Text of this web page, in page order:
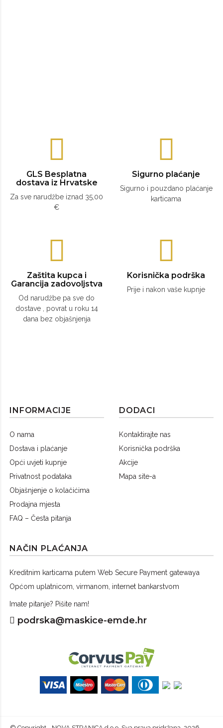
GLS Besplatna
dostava iz Hrvatske
Za sve narudžbe iznad 35,00
€
Sigurno plaćanje
Sigurno i pouzdano plaćanje
karticama
Zaštita kupca i
Garancija zadovoljstva
Od narudžbe pa sve do
dostave , povrat u roku 14
dana bez objašnjenja
Korisnička podrška
Prije i nakon vaše kupnje
INFORMACIJE
O nama
Dostava i plaćanje
Opći uvjeti kupnje
Privatnost podataka
Objašnjenje o kolačićima
Prodajna mjesta
FAQ – Česta pitanja
DODACI
Kontaktirajte nas
Korisnička podrška
Akcije
Mapa site-a
NAČIN PLAĆANJA
Kreditnim karticama putem Web Secure Payment gatewaya
Općom uplatnicom, virmanom, internet bankarstvom
Imate pitanje? Pišite nam!
podrska@maskice-emde.hr